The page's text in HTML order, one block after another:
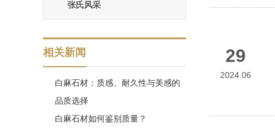
张氏风采
相关新闻
白麻石材：质感、耐久性与美感的
品质选择
白麻石材如何鉴别质量？
29
2024.06